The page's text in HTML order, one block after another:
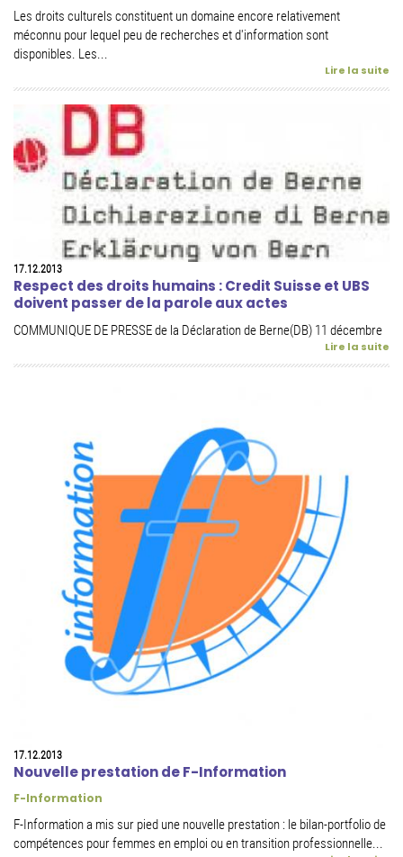
Les droits culturels constituent un domaine encore relativement
méconnu pour lequel peu de recherches et d'information sont
disponibles. Les...
Lire la suite
17.12.2013
Respect des droits humains : Credit Suisse et UBS
doivent passer de la parole aux actes
COMMUNIQUE DE PRESSE de la Déclaration de Berne(DB) 11 décembre
Lire la suite
17.12.2013
Nouvelle prestation de F-Information
F-Information
F-Information a mis sur pied une nouvelle prestation : le bilan-portfolio de
compétences pour femmes en emploi ou en transition professionnelle...